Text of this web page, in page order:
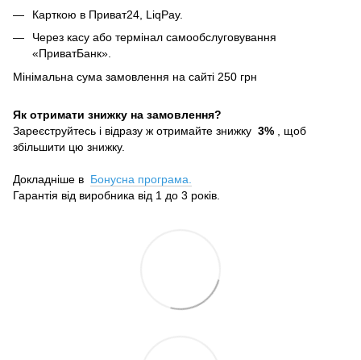
Карткою в Приват24, LiqPay.
Через касу або термінал самообслуговування
«ПриватБанк».
Мінімальна сума замовлення на сайті 250 грн
Як отримати знижку на замовлення?
Зареєструйтесь і відразу ж отримайте знижку 3% , щоб
збільшити цю знижку.
Докладніше в Бонусна програма.
Гарантія від виробника від 1 до 3 років.